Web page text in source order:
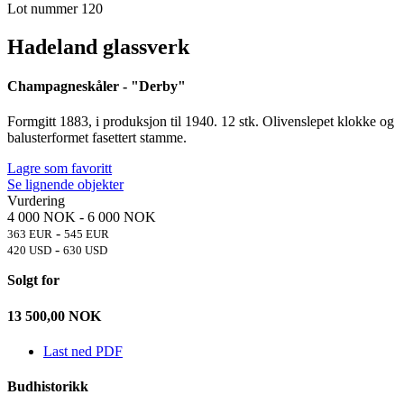
Lot nummer 120
Hadeland glassverk
Champagneskåler - "Derby"
Formgitt 1883, i produksjon til 1940. 12 stk. Olivenslepet klokke og
balusterformet fasettert stamme.
Lagre som favoritt
Se lignende objekter
Vurdering
4 000 NOK - 6 000 NOK
363 EUR - 545 EUR
420 USD - 630 USD
Solgt for
13 500,00 NOK
Last ned PDF
Budhistorikk